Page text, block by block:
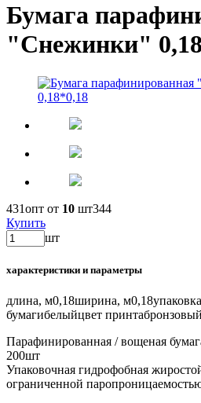
Бумага
"Снежинки"
431опт от 10 шт344
Купить
шт
характеристики и параметры
длина, м0,18ширина, м0,18
бумагибелыйцвет принтабронзовый
Парафинированная / вощеная
200шт
Упаковочная гидрофобная
ограниченной